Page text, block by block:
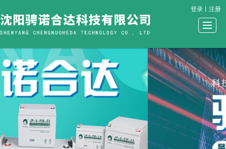
很遗憾，因您的浏览器版本过低导致无法获得最佳浏览体验，推荐下载安装谷歌浏览器！
登录 丨 注册
首页 产品展示 公司介绍 新闻资讯 解决方案 资质荣誉 联系我们